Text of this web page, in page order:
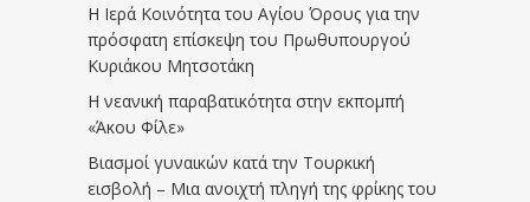
Η Ιερά Κοινότητα του Αγίου Όρους για την
πρόσφατη επίσκεψη του Πρωθυπουργού
Κυριάκου Μητσοτάκη
Η νεανική παραβατικότητα στην εκπομπή
«Άκου Φίλε»
Βιασμοί γυναικών κατά την Τουρκική
εισβολή – Μια ανοιχτή πληγή της φρίκης του